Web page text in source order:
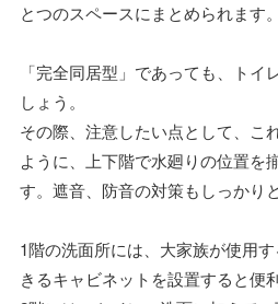
とつのスペースにまとめられます。
「完全同居型」であっても、トイ
しょう。
その際、注意したい点として、こ
ように、上下階で水廻りの位置を
す。遮音、防音の対策もしっかり
1階の洗面所には、大家族が使用
きるキャビネットを設置すると便